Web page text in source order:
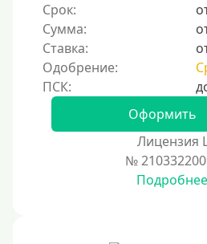
Залог
Под залог ПТС
Без залога
Под залог недвижимости
Под ПТС по доверенности
Срок:
Сумма:
Ставка:
Одобрение:
Оформить
Лицензия
№
Подробнее